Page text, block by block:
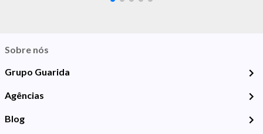
Sobre nós
Grupo Guarida
Agências
Blog